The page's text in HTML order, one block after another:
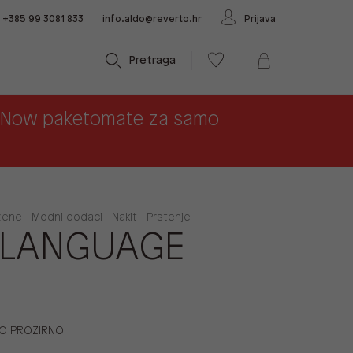
+385 99 3081 833 info.aldo@reverto.hr Prijava
Pretraga
paketomate za samo
- Modni dodaci - Nakit - Prstenje
PROZIRNO